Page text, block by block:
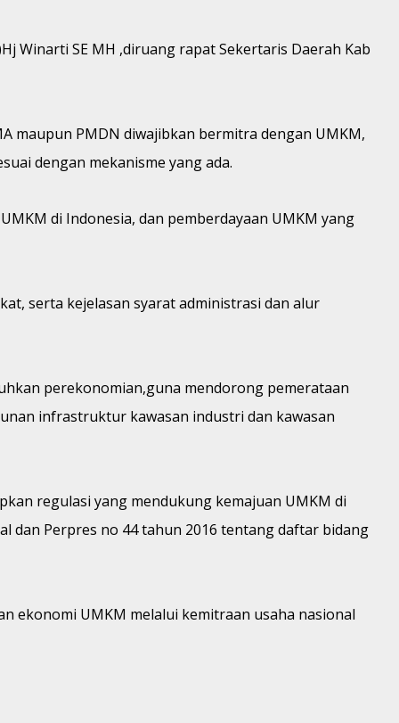
Winarti SE MH ,diruang rapat Sekertaris Daerah Kab
maupun PMDN diwajibkan bermitra dengan UMKM,
dengan mekanisme yang ada.
di Indonesia, dan pemberdayaan UMKM yang
serta kejelasan syarat administrasi dan alur
perekonomian,guna mendorong pemerataan
infrastruktur kawasan industri dan kawasan
regulasi yang mendukung kemajuan UMKM di
dan Perpres no 44 tahun 2016 tentang daftar bidang
ekonomi UMKM melalui kemitraan usaha nasional